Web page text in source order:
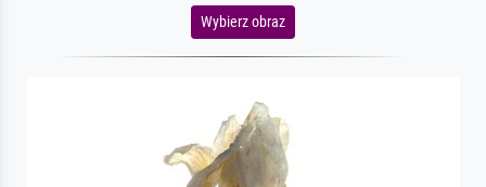
Wybierz obraz